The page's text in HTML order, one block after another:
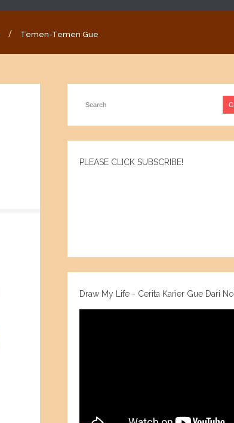
Temen-Temen Gue
PLEASE CLICK SUBSCRIBE!
Draw My Life - Cerita Karier Gue Dari Nol